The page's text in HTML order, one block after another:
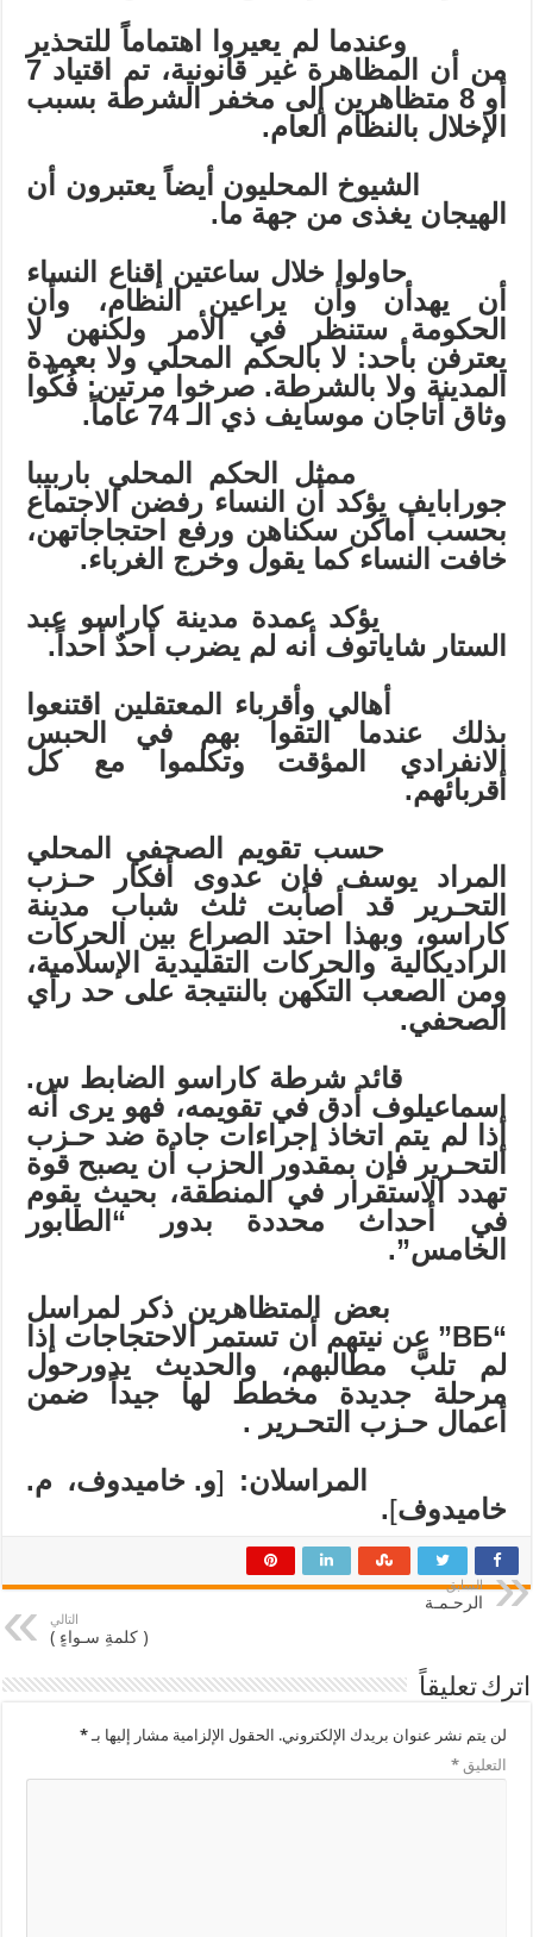
وعندما لم يعيروا اهتماماً للتحذير
من أن المظاهرة غير قانونية، تم اقتياد 7
أو 8 متظاهرين إلى مخفر الشرطة بسبب
الإخلال بالنظام العام.
الشيوخ المحليون أيضاً يعتبرون أن
الهيجان يغذى من جهة ما.
حاولوا خلال ساعتين إقناع النساء
أن يهدأن وأن يراعين النظام، وأن
الحكومة ستنظر في الأمر ولكنهن لا
يعترفن بأحد: لا بالحكم المحلي ولا بعمدة
المدينة ولا بالشرطة. صرخوا مرتين: فُكّوا
وثاق أتاجان موسايف ذي الـ 74 عاماً.
ممثل الحكم المحلي باربيبا
جورابايف يؤكد أن النساء رفضن الاجتماع
بحسب أماكن سكناهن ورفع احتجاجاتهن،
خافت النساء كما يقول وخرج الغرباء.
يؤكد عمدة مدينة كاراسو عبد
الستار شاياتوف أنه لم يضرب أحدٌ أحداً.
أهالي وأقرباء المعتقلين اقتنعوا
بذلك عندما التقوا بهم في الحبس
الانفرادي المؤقت وتكلموا مع كل
أقربائهم.
حسب تقويم الصحفي المحلي
المراد يوسف فإن عدوى أفكار حـزب
التحـرير قد أصابت ثلث شباب مدينة
كاراسو، وبهذا احتد الصراع بين الحركات
الراديكالية والحركات التقليدية الإسلامية،
ومن الصعب التكهن بالنتيجة على حد رأي
الصحفي.
قائد شرطة كاراسو الضابط س.
إسماعيلوف أدق في تقويمه، فهو يرى أنه
إذا لم يتم اتخاذ إجراءات جادة ضد حـزب
التحـرير فإن بمقدور الحزب أن يصبح قوة
تهدد الاستقرار في المنطقة، بحيث يقوم
في أحداث محددة بدور “الطابور
الخامس”.
بعض المتظاهرين ذكر لمراسل
“
ВБ” عن نيتهم أن تستمر الاحتجاجات إذا
لم تلبَّ مطالبهم، والحديث يدورحول
مرحلة جديدة مخطط لها جيداً ضمن
أعمال حـزب التحـرير .
المراسلان: [و. خاميدوف، م.
خاميدوف]
.
السابق
الرحـمـة
التالي
( كلمةٍ سـواءٍ )
اترك تعليقاً
لن يتم نشر عنوان بريدك الإلكتروني. الحقول الإلزامية مشار إليها بـ*
التعليق*